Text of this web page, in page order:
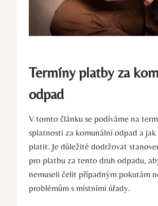
Termíny platby za
odpad
V tomto článku se podíváme na
splatnosti za komunální odpad a jak
platit. Je důležité dodržovat
pro platbu za tento druh odpadu,
nemuseli čelit případným pokutám
problémům s místními úřady.